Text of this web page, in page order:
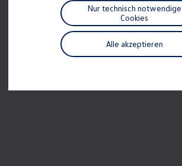
Reparaturen und Checks
Motorenöl und Flüssigkeiten
Räder und Reifen
Pannen- und Unfallhilfe
Economy Service
Volkswagen Teile
Schutz und Pflege
Alle akzeptieren
Nur technisch notwendige
Cookies